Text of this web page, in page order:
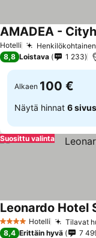
Hotelli
AMADEA -
8,8 Loistava 1 233
Alkaen 100 €
Näytä hinnat 6
Suosittu valinta
4 Tähtiluokitus
Hotelli Tilavat
Leonardo Hotel
8,4 Erittäin hyvä 7